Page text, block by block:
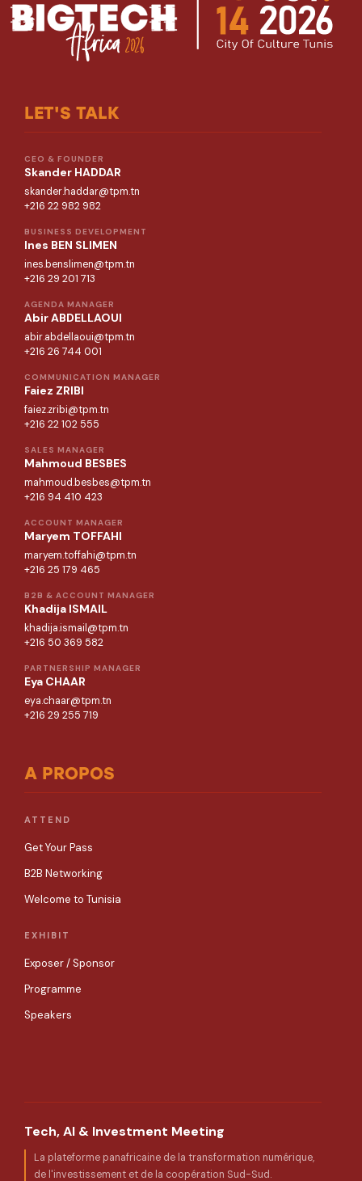
LET'S TALK
CEO & FOUNDER
Skander HADDAR
skander.haddar@tpm.tn
+216 22 982 982
BUSINESS DEVELOPMENT
Ines BEN SLIMEN
ines.benslimen@tpm.tn
+216 29 201 713
AGENDA MANAGER
Abir ABDELLAOUI
abir.abdellaoui@tpm.tn
+216 26 744 001
COMMUNICATION MANAGER
Faiez ZRIBI
faiez.zribi@tpm.tn
+216 22 102 555
SALES MANAGER
Mahmoud BESBES
mahmoud.besbes@tpm.tn
+216 94 410 423
ACCOUNT MANAGER
Maryem TOFFAHI
maryem.toffahi@tpm.tn
+216 25 179 465
B2B & ACCOUNT MANAGER
Khadija ISMAIL
khadija.ismail@tpm.tn
+216 50 369 582
PARTNERSHIP MANAGER
Eya CHAAR
eya.chaar@tpm.tn
+216 29 255 719
A PROPOS
ATTEND
Get Your Pass
B2B Networking
Welcome to Tunisia
EXHIBIT
Exposer / Sponsor
Programme
Speakers
Tech, AI & Investment Meeting
La plateforme panafricaine de la transformation numérique,
de l'investissement et de la coopération Sud-Sud.